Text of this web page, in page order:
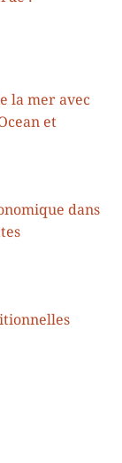
la mer avec
et
dans